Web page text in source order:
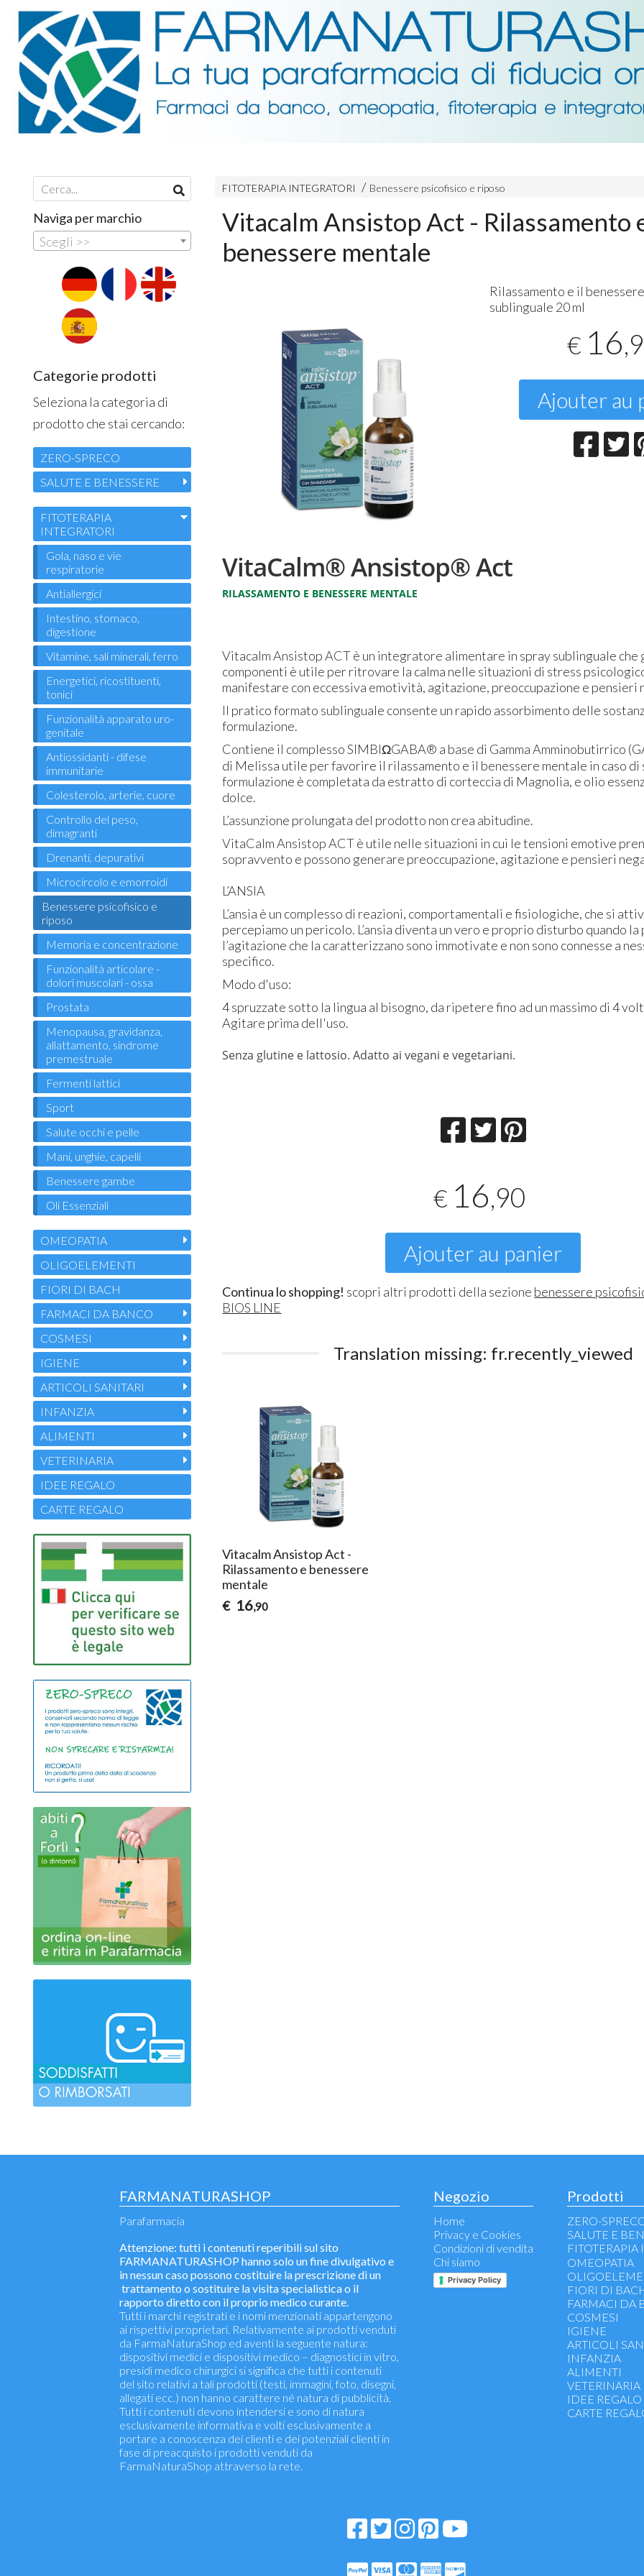
FITOTERAPIA INTEGRATORI Benessere psicofisico e riposo
Vitacalm Ansistop Act - Rilassamento
benessere mentale
Rilassamento e il
sublinguale 20 ml
€ 16
Ajouter au
VitaCalm® Ansistop® Act
RILASSAMENTO E BENESSERE MENTALE
Vitacalm Ansistop ACT è un integratore alimentare in spray sublinguale che
componenti è utile per ritrovare la calma nelle situazioni di stress
manifestare con eccessiva emotività, agitazione, preoccupazione e pensieri
Il pratico formato sublinguale consente un rapido assorbimento delle
formulazione.
Contiene il complesso SIMBIΩGABA® a base di Gamma Amminobutirrico
di Melissa utile per favorire il rilassamento e il benessere mentale in caso di
formulazione è completata da estratto di corteccia di Magnolia, e olio
dolce.
L’assunzione prolungata del prodotto non crea abitudine.
VitaCalm Ansistop ACT è utile nelle situazioni in cui le tensioni emotive
sopravvento e possono generare preoccupazione, agitazione e pensieri
L’ANSIA
L’ansia è un complesso di reazioni, comportamentali e fisiologiche, che si
percepiamo un pericolo. L’ansia diventa un vero e proprio disturbo quando la
l’agitazione che la caratterizzano sono immotivate e non sono connesse a
specifico.
Modo d'uso:
​​4 spruzzate sotto la lingua al bisogno, da ripetere fino ad un massimo di 4
Agitare prima dell'uso.
Senza glutine e lattosio. Adatto ai vegani e vegetariani.
€ 16,90
Ajouter au panier
Continua lo shopping! scopri altri prodotti della sezione benessere
BIOS LINE
Translation missing: fr.recently_viewed
Vitacalm Ansistop Act -
Rilassamento e benessere
mentale
€ 16,90
Naviga per marchio
Scegli >>
Categorie prodotti
Seleziona la categoria di
prodotto che stai cercando:
ZERO-SPRECO
SALUTE E BENESSERE
FITOTERAPIA
INTEGRATORI
Gola, naso e vie
respiratorie
Antiallergici
Intestino, stomaco,
digestione
Vitamine, sali minerali, ferro
Energetici, ricostituenti,
tonici
Funzionalità apparato uro-
genitale
Antiossidanti - difese
immunitarie
Colesterolo, arterie, cuore
Controllo del peso,
dimagranti
Drenanti, depurativi
Microcircolo e emorroidi
Benessere psicofisico e
riposo
Memoria e concentrazione
Funzionalità articolare -
dolori muscolari - ossa
Prostata
Menopausa, gravidanza,
allattamento, sindrome
premestruale
Fermenti lattici
Sport
Salute occhi e pelle
Mani, unghie, capelli
Benessere gambe
Oli Essenziali
OMEOPATIA
OLIGOELEMENTI
FIORI DI BACH
FARMACI DA BANCO
COSMESI
IGIENE
ARTICOLI SANITARI
INFANZIA
ALIMENTI
VETERINARIA
IDEE REGALO
CARTE REGALO
FARMANATURASHOP
Parafarmacia
Attenzione: tutti i contenuti reperibili sul sito
FARMANATURASHOP hanno solo un fine divulgativo e
in nessun caso possono costituire la prescrizione di un
trattamento o sostituire la visita specialistica o il
rapporto diretto con il proprio medico curante.
Tutti i marchi registrati e i nomi menzionati appartengono
ai rispettivi proprietari. Relativamente ai prodotti venduti
da FarmaNaturaShop ed aventi la seguente natura:
dispositivi medici e dispositivi medico – diagnostici in vitro,
presidi medico chirurgici si significa che tutti i contenuti
del sito relativi a tali prodotti (testi, immagini, foto, disegni,
allegati ecc.) non hanno carattere né natura di pubblicità.
Tutti i contenuti devono intendersi e sono di natura
esclusivamente informativa e volti esclusivamente a
portare a conoscenza dei clienti e dei potenziali clienti in
fase di preacquisto i prodotti venduti da
FarmaNaturaShop attraverso la rete.
Negozio
Home
Privacy e Cookies
Condizioni di vendita
Chi siamo
Privacy Policy
Prodotti
ZERO-
SALUTE E
FITOTERAPIA
Gola, naso e
Antiallergici
Intestino,
Vitamine, sali
Energetici,
Funzionalità
Antiossidanti -
Colesterolo,
Controllo del
Drenanti,
Microcircolo e
Benessere
OMEOPATIA
FIORI DI
FARMACI DA
COSMESI
IGIENE
ARTICOLI
INFANZIA
ALIMENTI
VETERINARIA
IDEE REGALO
CARTE